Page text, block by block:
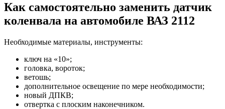
Как самостоятельно заменить датчик
коленвала на автомобиле ВАЗ 2112
Необходимые материалы, инструменты:
ключ на «10»;
головка, вороток;
ветошь;
дополнительное освещение по мере необходимости;
новый ДПКВ;
отвертка с плоским наконечником.